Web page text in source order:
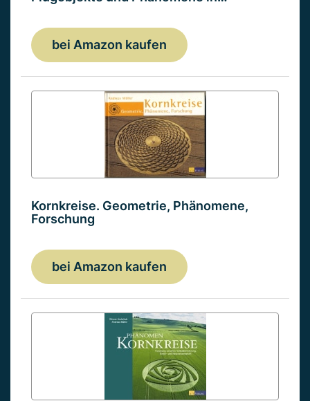
bei Amazon kaufen
Kornkreise. Geometrie, Phänomene,
Forschung
bei Amazon kaufen